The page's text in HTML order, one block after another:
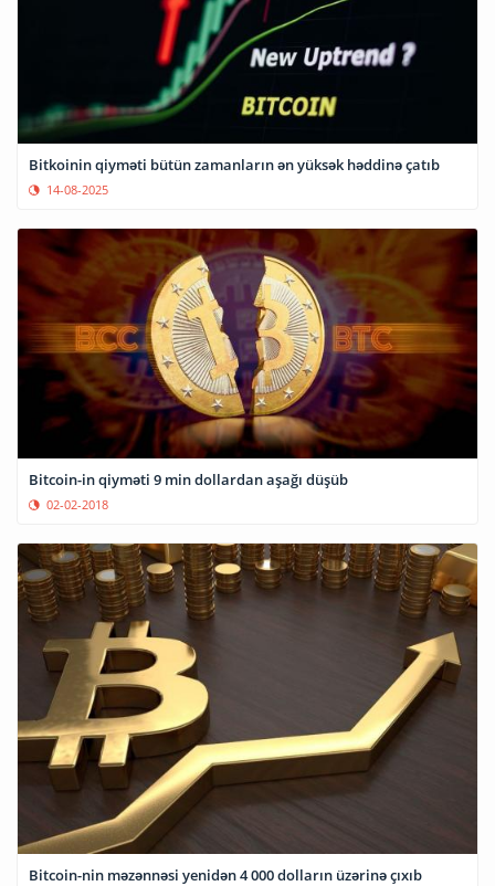
Bitkoinin qiyməti bütün zamanların ən yüksək həddinə çatıb
14-08-2025
Bitcoin-in qiyməti 9 min dollardan aşağı düşüb
02-02-2018
Bitcoin-nin məzənnəsi yenidən 4 000 dolların üzərinə çıxıb